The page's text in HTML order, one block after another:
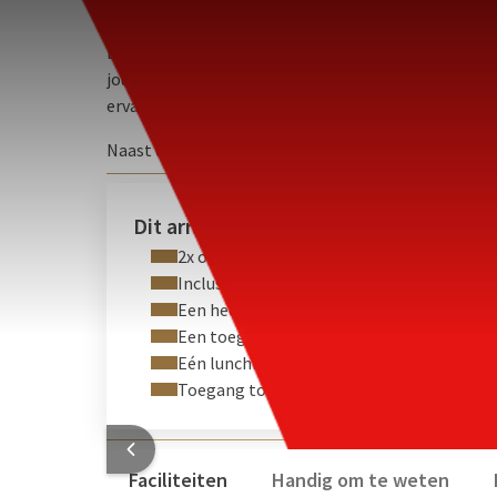
Lachen, loops en warme momenten van
jou! Het Van der Valk Hotel Nijvel-Sud biedt u, in
ervaring op een steenworp afstand van uw huis!
Naast de inbegrepen pakketitems, kan een 3-
toegangsticket voor het Aqualibi (aquapark)
van respectievelijk 55€ en 17,5 € per persoon.
Dit arrangement is inclusief:
2x overnachting in een comfort of
Inclusief ontbijt
Een heerlijke welkomstcocktail per
Een toegangsbewijs per persoon voor
Eén lunchbox om mee te nemen p.p.
Toegang tot het zwembad &
Faciliteiten
Handig om te weten